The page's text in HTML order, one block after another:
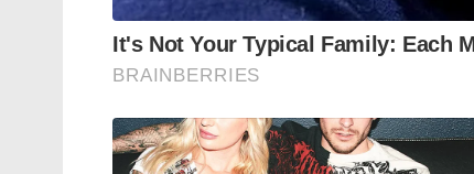
Tags: Iran President